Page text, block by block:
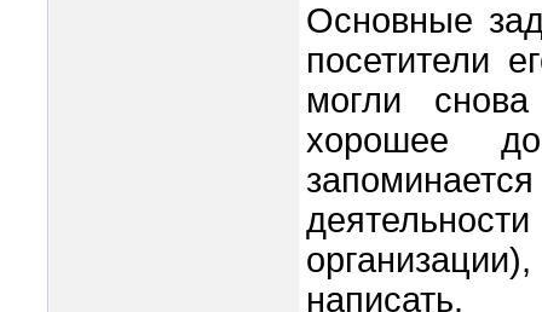
Основные
посетители
могли
хорошее
написать.